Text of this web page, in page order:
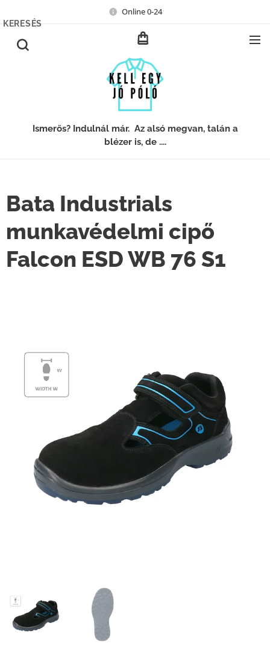
Online 0-24
Ismerős? Indulnál már. Az alsó megvan, talán a
blézer is, de ....
KERESÉS
Bata Industrials
munkavédelmi cipő
Falcon ESD WB 76 S1